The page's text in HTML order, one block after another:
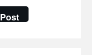
Post